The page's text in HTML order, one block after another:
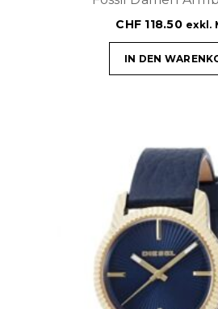
CHF 118.50 exkl.
IN DEN